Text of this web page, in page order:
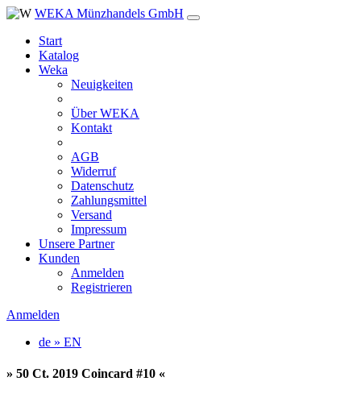
WEKA Münzhandels GmbH
Start
Katalog
Weka
Neuigkeiten
Über WEKA
Kontakt
AGB
Widerruf
Datenschutz
Zahlungsmittel
Versand
Impressum
Unsere Partner
Kunden
Anmelden
Registrieren
Anmelden
de » EN
» 50 Ct. 2019 Coincard #10 «